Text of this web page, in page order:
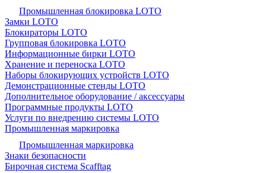
Промышленная блокировка LOTO
Замки LOTO
Блокираторы LOTO
Групповая блокировка LOTO
Информационные бирки LOTO
Хранение и переноска LOTO
Наборы блокирующих устройств LOTO
Демонстрационные стенды LOTO
Дополнительное оборудование / аксессуары
Программные продукты LOTO
Услуги по внедрению системы LOTO
Промышленная маркировка
Промышленная маркировка
Знаки безопасности
Бирочная система Scafftag